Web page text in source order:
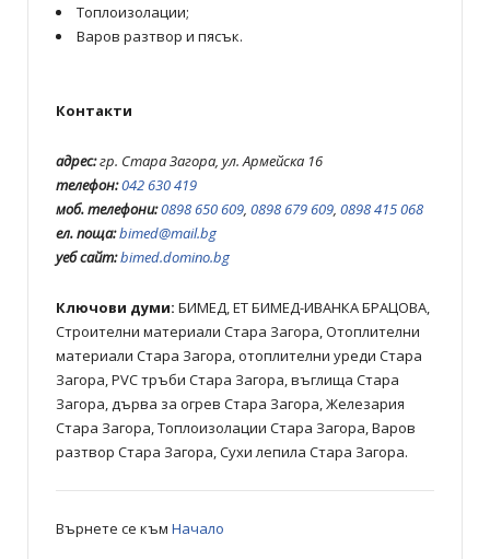
Топлоизолации;
Варов разтвор и пясък.
Контакти
адрес:гр. Стара Загора, ул. Армейска 16
телефон:042 630 419
моб. телефони:0898 650 609, 0898 679 609, 0898 415 068
ел. поща:bimed@mail.bg
уеб сайт:bimed.domino.bg
Ключови думи: БИМЕД, ЕТ БИМЕД-ИВАНКА БРАЦОВА,
Строителни материали Стара Загора, Отоплителни
материали Стара Загора, отоплителни уреди Стара
Загора, PVC тръби Стара Загора, въглища Стара
Загора, дърва за огрев Стара Загора, Железария
Стара Загора, Топлоизолации Стара Загора, Варов
разтвор Стара Загора, Сухи лепила Стара Загора.
Върнете се към Начало